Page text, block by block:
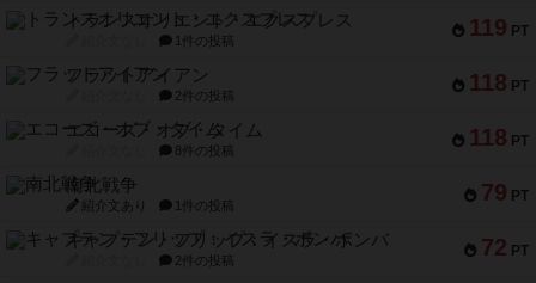
119 PT
トランスオリエント・エクスプレス
1件の投稿
118 PT
フラットアイアン
2件の投稿
118 PT
エコーズ・オブ・タイム
8件の投稿
79 PT
南北戦争
紹介文あり 1件の投稿
72 PT
キャプテン・フリップ：イスラ・ボンバ
2件の投稿